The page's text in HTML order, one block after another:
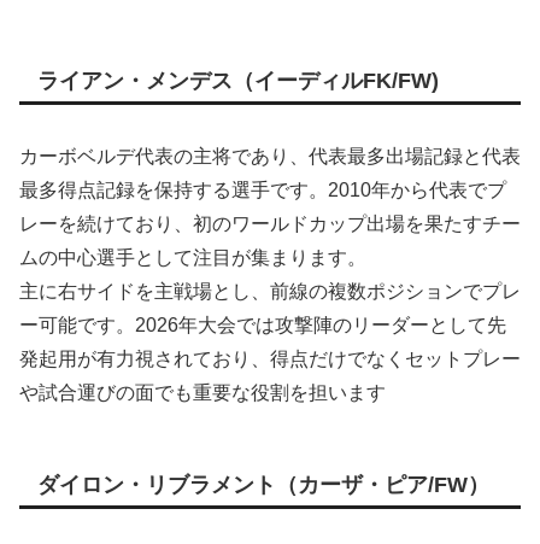
ライアン・メンデス（イーディルFK/FW)
カーボベルデ代表の主将であり、代表最多出場記録と代表
最多得点記録を保持する選手です。2010年から代表でプ
レーを続けており、初のワールドカップ出場を果たすチー
ムの中心選手として注目が集まります。
主に右サイドを主戦場とし、前線の複数ポジションでプレ
ー可能です。2026年大会では攻撃陣のリーダーとして先
発起用が有力視されており、得点だけでなくセットプレー
や試合運びの面でも重要な役割を担います
ダイロン・リブラメント（カーザ・ピア/FW）